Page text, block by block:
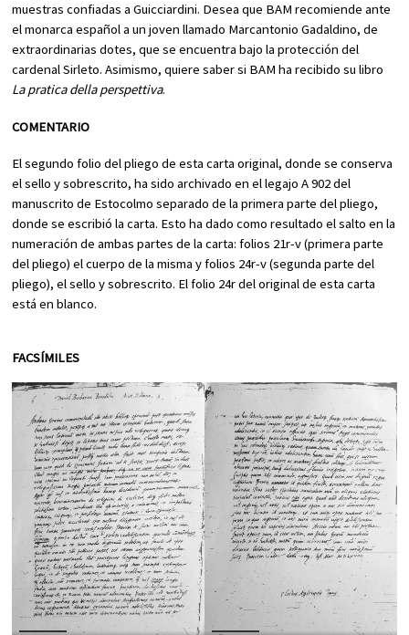
muestras confiadas a Guicciardini. Desea que BAM recomiende ante
el monarca español a un joven llamado Marcantonio Gadaldino, de
extraordinarias dotes, que se encuentra bajo la protección del
cardenal Sirleto. Asimismo, quiere saber si BAM ha recibido su libro
La pratica della perspettiva.
COMENTARIO
El segundo folio del pliego de esta carta original, donde se conserva
el sello y sobrescrito, ha sido archivado en el legajo A 902 del
manuscrito de Estocolmo separado de la primera parte del pliego,
donde se escribió la carta. Esto ha dado como resultado el salto en la
numeración de ambas partes de la carta: folios 21r-v (primera parte
del pliego) el cuerpo de la misma y folios 24r-v (segunda parte del
pliego), el sello y sobrescrito. El folio 24r del original de esta carta
está en blanco.
FACSÍMILES